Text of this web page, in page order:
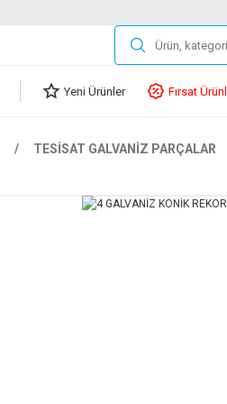
Yeni Ürünler Fırsat
TESİSAT GALVANİZ PARÇALAR